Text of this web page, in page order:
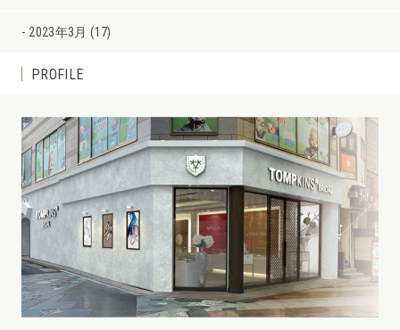
2023年3月 (17)
PROFILE